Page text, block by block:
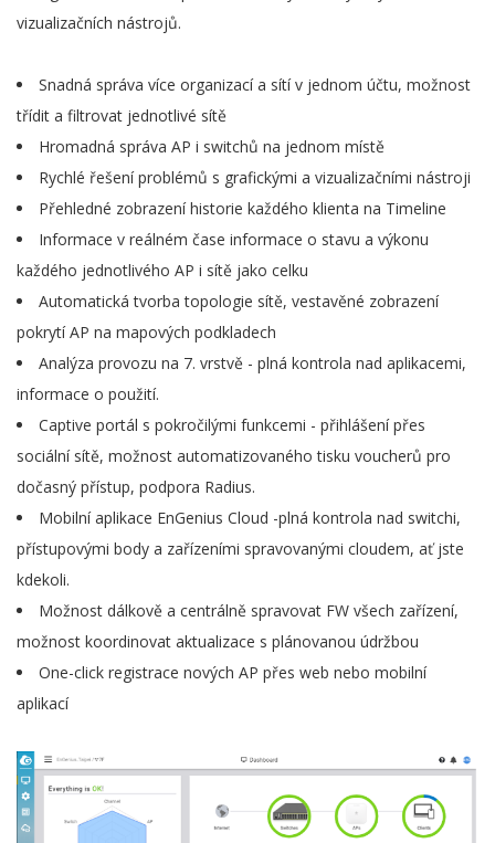
vizualizačních nástrojů.
Snadná správa více organizací a sítí v jednom účtu, možnost
třídit a filtrovat jednotlivé sítě
Hromadná správa AP i switchů na jednom místě
Rychlé řešení problémů s grafickými a vizualizačními nástroji
Přehledné zobrazení historie každého klienta na Timeline
Informace v reálném čase informace o stavu a výkonu
každého jednotlivého AP i sítě jako celku
Automatická tvorba topologie sítě, vestavěné zobrazení
pokrytí AP na mapových podkladech
Analýza provozu na 7. vrstvě - plná kontrola nad aplikacemi,
informace o použití.
Captive portál s pokročilými funkcemi - přihlášení přes
sociální sítě, možnost automatizovaného tisku voucherů pro
dočasný přístup, podpora Radius.
Mobilní aplikace EnGenius Cloud -plná kontrola nad switchi,
přístupovými body a zařízeními spravovanými cloudem, ať jste
kdekoli.
Možnost dálkově a centrálně spravovat FW všech zařízení,
možnost koordinovat aktualizace s plánovanou údržbou
One-click registrace nových AP přes web nebo mobilní
aplikací